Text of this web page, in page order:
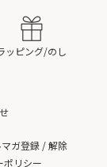
ッピング/のし
マガ登録 / 解除
ポリシー